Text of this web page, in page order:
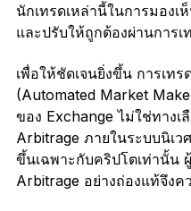
นักเทรดเหล่านี้ในการมอง
และปรับให้ถูกต้องผ่านการ
เพื่อให้ชัดเจนยิ่งขึ้น การเท
(Automated Market
ของ Exchange ไม่ใช่ทางเ
Arbitrage ภายในระบบนิเ
ขึ้นเฉพาะกับคริปโตเท่านั้น
Arbitrage อย่างถ่องแท้จึง